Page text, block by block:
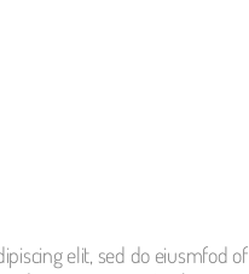
elit, sed do eiusmfod